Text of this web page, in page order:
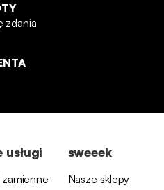
zdania
usługi sweeek
Nasze sklepy